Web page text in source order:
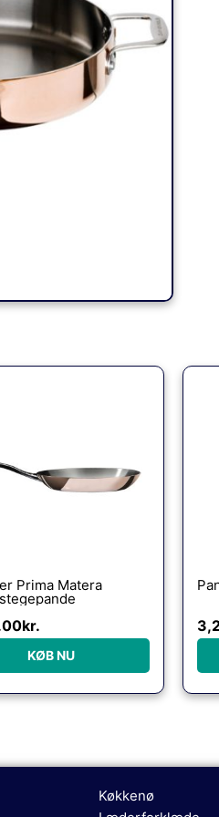
Prima Matera
kr.
KØB NU
Køkkenø